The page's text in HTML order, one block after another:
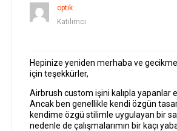
optik
Katılımcı
Hepinize yeniden merhaba ve
için teşekkürler,
Airbrush custom işini kalıpla yapanlar
Ancak ben genellikle kendi özgün
kendime özgü stilimle uygulayan bir
nedenle de çalışmalarımın bir kaçı